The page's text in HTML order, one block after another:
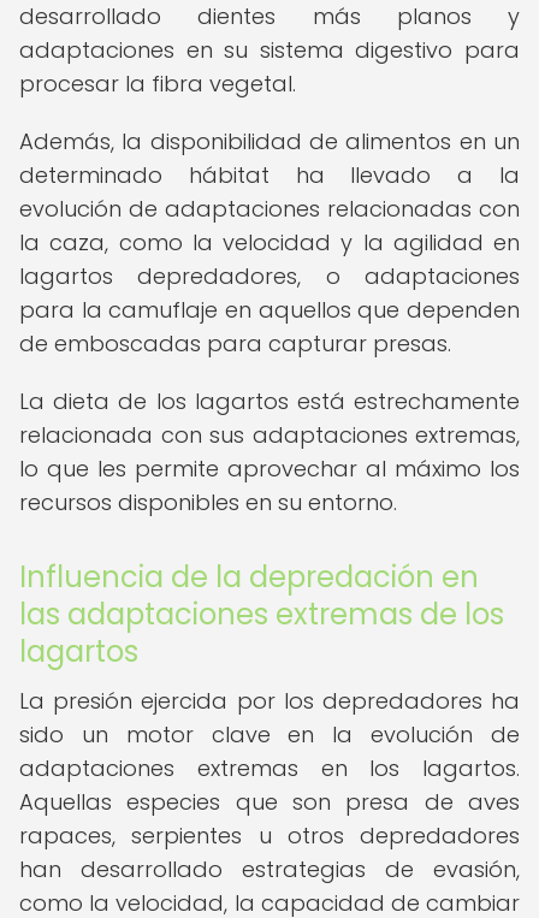
desarrollado dientes más planos y
adaptaciones en su sistema digestivo para
procesar la fibra vegetal.
Además, la disponibilidad de alimentos en un
determinado hábitat ha llevado a la
evolución de adaptaciones relacionadas con
la caza, como la velocidad y la agilidad en
lagartos depredadores, o adaptaciones
para la camuflaje en aquellos que dependen
de emboscadas para capturar presas.
La dieta de los lagartos está estrechamente
relacionada con sus adaptaciones extremas,
lo que les permite aprovechar al máximo los
recursos disponibles en su entorno.
Influencia de la depredación en
las adaptaciones extremas de los
lagartos
La presión ejercida por los depredadores ha
sido un motor clave en la evolución de
adaptaciones extremas en los lagartos.
Aquellas especies que son presa de aves
rapaces, serpientes u otros depredadores
han desarrollado estrategias de evasión,
como la velocidad, la capacidad de cambiar